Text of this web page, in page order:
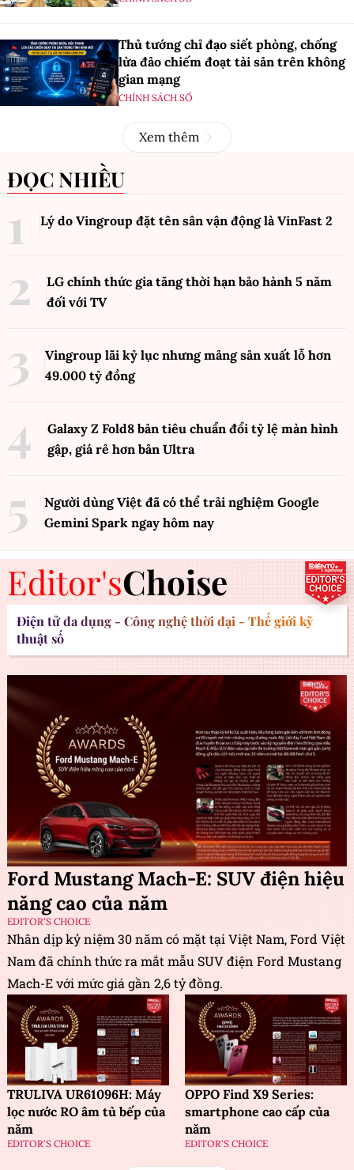
Thủ tướng chỉ đạo siết phòng, chống
lừa đảo chiếm đoạt tài sản trên không
gian mạng
CHÍNH SÁCH SỐ
Xem thêm
ĐỌC NHIỀU
Lý do Vingroup đặt tên sân vận động là VinFast 2
LG chính thức gia tăng thời hạn bảo hành 5 năm
đối với TV
Vingroup lãi kỷ lục nhưng mảng sản xuất lỗ hơn
49.000 tỷ đồng
Galaxy Z Fold8 bản tiêu chuẩn đổi tỷ lệ màn hình
gập, giá rẻ hơn bản Ultra
Người dùng Việt đã có thể trải nghiệm Google
Gemini Spark ngay hôm nay
Editor'sChoise
Điện tử đa dụng - Công nghệ thời đại - Thế giới kỹ
thuật số
Ford Mustang Mach-E: SUV điện hiệu
năng cao của năm
EDITOR'S CHOICE
Nhân dịp kỷ niệm 30 năm có mặt tại Việt Nam, Ford Việt
Nam đã chính thức ra mắt mẫu SUV điện Ford Mustang
Mach-E với mức giá gần 2,6 tỷ đồng.
TRULIVA UR61096H: Máy
lọc nước RO âm tủ bếp của
năm
EDITOR'S CHOICE
OPPO Find X9 Series:
smartphone cao cấp của
năm
EDITOR'S CHOICE